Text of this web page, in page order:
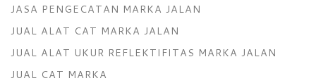
JASA PENGECATAN MARKA JALAN
JUAL ALAT CAT MARKA JALAN
JUAL ALAT UKUR REFLEKTIFITAS MARKA JALAN
JUAL CAT MARKA